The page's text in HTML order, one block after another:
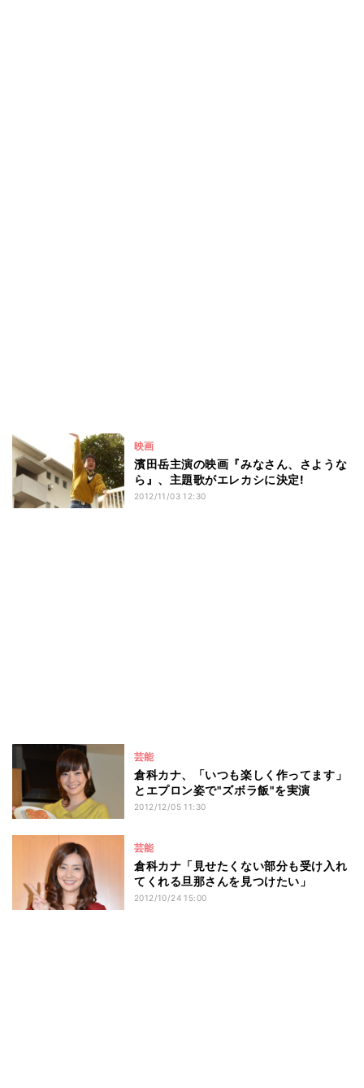
映画
濱田岳主演の映画『みなさん、さような
ら』、主題歌がエレカシに決定!
2012/11/03 12:30
芸能
倉科カナ、「いつも楽しく作ってます」
とエプロン姿で"ズボラ飯"を実演
2012/12/05 11:30
芸能
倉科カナ「見せたくない部分も受け入れ
てくれる旦那さんを見つけたい」
2012/10/24 15:00